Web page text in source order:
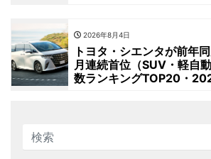
2026年8月4日
トヨタ・シエンタが前年
月連続首位（SUV・軽自
数ランキングTOP20・